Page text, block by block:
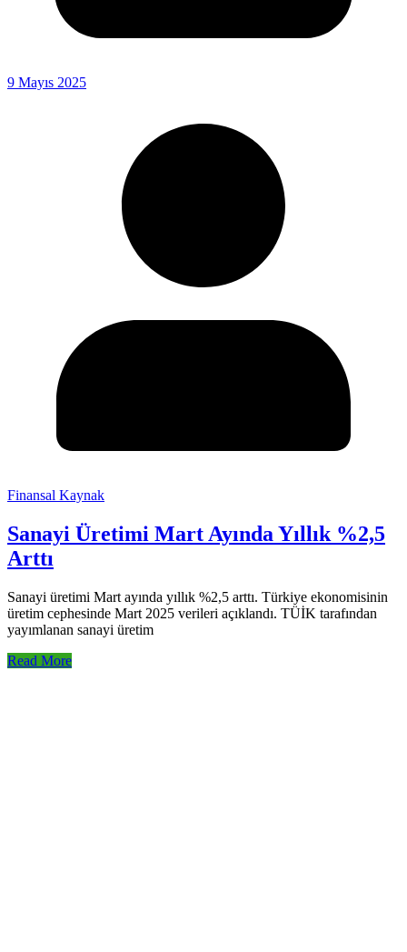
9 Mayıs 2025
Finansal Kaynak
Sanayi Üretimi Mart Ayında Yıllık %2,5
Arttı
Sanayi üretimi Mart ayında yıllık %2,5 arttı. Türkiye ekonomisinin
üretim cephesinde Mart 2025 verileri açıklandı. TÜİK tarafından
yayımlanan sanayi üretim
Read More